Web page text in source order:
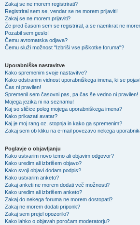
Zakaj se ne morem registrirati?
Registriral sem se, vendar se ne morem prijaviti!
Zakaj se ne morem prijaviti?
Že pred časom sem se registriral, a se naenkrat ne
Pozabil sem geslo!
Čemu avtomatska odjava?
Čemu služi možnost "Izbriši vse piškotke foruma"?
Uporabniške nastavitve
Kako spremenim svoje nastavitve?
Kako odstranim vidnost uporabniškega imena, ki se
Čas ni pravilen!
Spremenil sem časovni pas, pa čas še vedno ni pravilen!
Mojega jezika ni na seznamu!
Kaj so sličice poleg mojega uporabniškega imena?
Kako prikazati avatar?
Kaj je moj rang oz. stopnja in kako ga spremenim?
Zakaj sem ob kliku na e-mail povezavo nekega
Poglavje o objavljanju
Kako ustvarim novo temo ali objavim odgovor?
Kako uredim ali izbrišem objavo?
Kako svoji objavi dodam podpis?
Kako ustvarim anketo?
Zakaj anketi ne morem dodati več možnosti?
Kako uredim ali izbrišem anketo?
Zakaj do nekega foruma ne morem dostopati?
Zakaj ne morem dodati priponk?
Zakaj sem prejel opozorilo?
Kako lahko o objavah poročam moderatorju?